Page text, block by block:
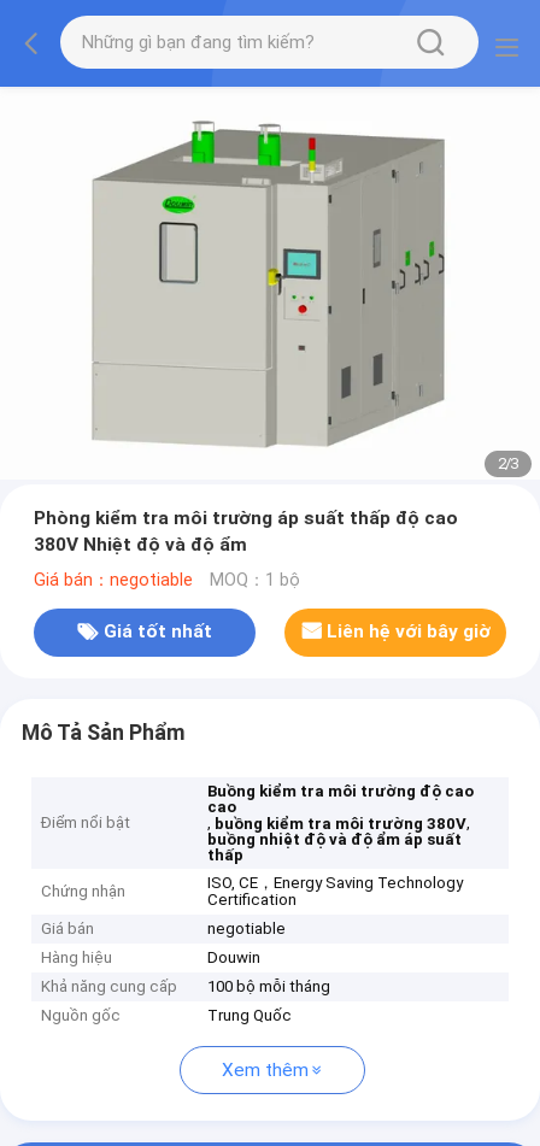
2/3
Phòng kiểm tra môi trường áp suất thấp độ cao
380V Nhiệt độ và độ ẩm
Giá bán：negotiable MOQ：1 bộ
Giá tốt nhất Liên hệ với bây giờ
Mô Tả Sản Phẩm
Điểm nổi bật
Buồng kiểm tra môi trường độ cao
cao
, buồng kiểm tra môi trường 380V,
buồng nhiệt độ và độ ẩm áp suất
thấp
Chứng nhận
ISO, CE，Energy Saving Technology
Certification
Giá bán
negotiable
Hàng hiệu
Douwin
Khả năng cung cấp
100 bộ mỗi tháng
Nguồn gốc
Trung Quốc
Xem thêm